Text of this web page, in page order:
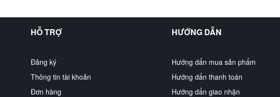
HỖ TRỢ
Đăng ký
Thông tin tài khoản
Đơn hàng
HƯỚNG DẪN
Hướng dẩn mua sản phẩm
Hướng dẩn thanh toán
Hướng dẩn giao nhận